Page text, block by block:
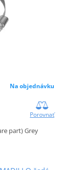
Na objednávku
Porovnať
part) Grey